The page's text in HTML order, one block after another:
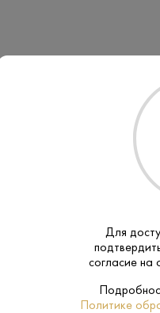
Для
согласие на
Политике